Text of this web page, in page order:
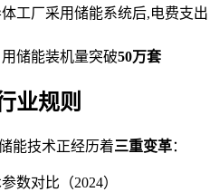
工厂采用储能系统后,电费支出
储能装机量突破50万套
业规则
能技术正经历着三重变革：
数对比（2024）